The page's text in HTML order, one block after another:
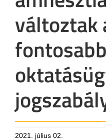
változtak
fontosabb
2021. július 02.